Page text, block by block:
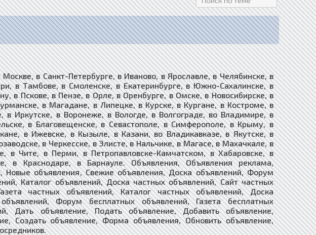
в Санкт-Петербурге, в Иваново, в Ярославле, в Челябинске, в
в Тамбове, в Смоленске, в Екатеринбурге, в Южно-Сахалинске, в
в Пскове, в Пензе, в Орле, в Оренбурге, в Омске, в Новосибирске, в
в Магадане, в Липецке, в Курске, в Кургане, в Костроме, в
в Иркутске, в Воронеже, в Вологде, в Волгограде, во Владимире, в
в Благовещенске, в Севастополе, в Симферополе, в Крыму, в
в Ижевске, в Кызыле, в Казани, во Владикавказе, в Якутске, в
в Черкесске, в Элисте, в Нальчике, в Магасе, в Махачкале, в
в Чите, в Перми, в Петропавловске-Камчатском, в Хабаровске, в
в Краснодаре, в Барнауле. Объявления, Объявления реклама,
Новые объявления, Свежие объявления, Доска объявлений, Форум
Каталог объявлений, Доска частных объявлений, Сайт частных
частных объявлений, Каталог частных объявлений, Доска
Форум бесплатных объявлений, Газета бесплатных
Дать объявление, Подать объявление, Добавить объявление,
Создать объявление, Форма объявления, Обновить объявление,